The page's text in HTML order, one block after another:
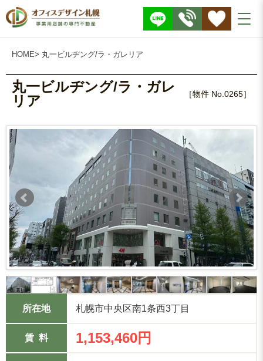
株
式
会
F
E
HOME> 丸一ビルヂング/ラ・ガレリア
丸一ビルヂング/ラ・ガレ
リア
［物件 No.0265］
所在地 札幌市中央区南1条西3丁目
賃 料 1,153,460円